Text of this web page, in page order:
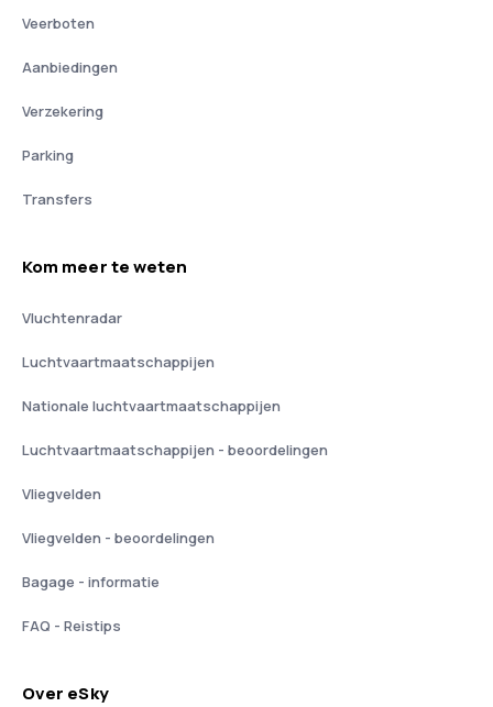
Veerboten
Aanbiedingen
Verzekering
Parking
Transfers
Kom meer te weten
Vluchtenradar
Luchtvaartmaatschappijen
Nationale luchtvaartmaatschappijen
Luchtvaartmaatschappijen - beoordelingen
Vliegvelden
Vliegvelden - beoordelingen
Bagage - informatie
FAQ - Reistips
Over eSky